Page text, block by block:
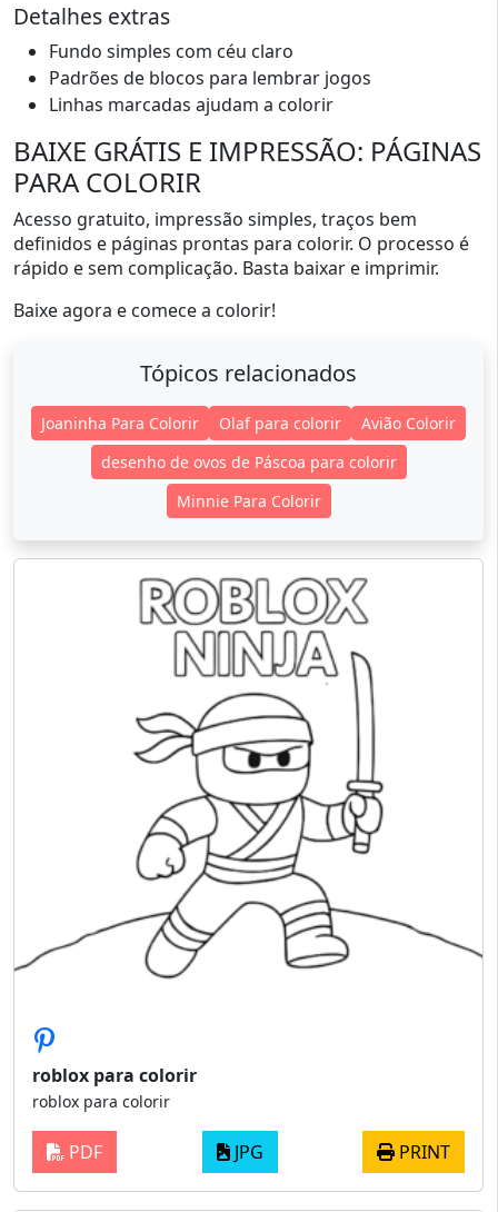
Detalhes extras
Fundo simples com céu claro
Padrões de blocos para lembrar jogos
Linhas marcadas ajudam a colorir
BAIXE GRÁTIS E IMPRESSÃO: PÁGINAS
PARA COLORIR
Acesso gratuito, impressão simples, traços bem
definidos e páginas prontas para colorir. O processo é
rápido e sem complicação. Basta baixar e imprimir.
Baixe agora e comece a colorir!
Tópicos relacionados
Joaninha Para Colorir Olaf para colorir
Avião Colorir
desenho de ovos de Páscoa para colorir
Minnie Para Colorir
roblox para colorir
roblox para colorir
PDF JPG PRINT